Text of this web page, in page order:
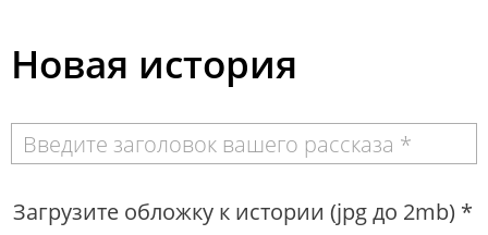
Новая история
Загрузите обложку к истории (jpg до 2mb) *